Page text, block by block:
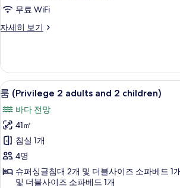
기
히
기
진
모
기
무료 WiFi
자세히 보기
룸
and
child)
자
세
히
보
기
룸
(Privilege
2
adults
and
2
children)
11
룸 (Privilege 2 adults and 2 children)
바다 전망
41㎡
침실 1개
4명
슈퍼싱글침대 2개 및 더블사이즈 소파베드 1
및 더블사이즈 소파베드 1개